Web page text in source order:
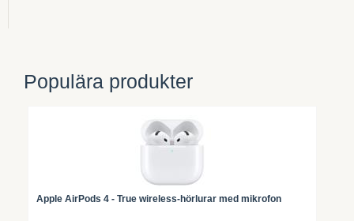
Populära produkter
Apple AirPods 4 - True wireless-hörlurar med mikrofon